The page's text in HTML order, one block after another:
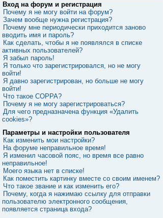
Вход на форум и регистрация
Почему я не могу войти на форум?
Зачем вообще нужна регистрация?
Почему мне периодически приходится заново
вводить имя и пароль?
Как сделать, чтобы я не появлялся в списке
активных пользователей?
Я забыл пароль!
Я только что зарегистрировался, но не могу
войти!
Я давно зарегистрирован, но больше не могу
войти!
Что такое COPPA?
Почему я не могу зарегистрироваться?
Для чего предназначена функция «Удалить
cookies»?
Параметры и настройки пользователя
Как изменить мои настройки?
На форуме неправильное время!
Я изменил часовой пояс, но время все равно
неправильное!
Моего языка нет в списке!
Как поместить картинку вместе со своим именем?
Что такое звание и как изменить его?
Почему, когда я нажимаю ссылку для отправки
пользователю электронного сообщения,
появляется страница входа?